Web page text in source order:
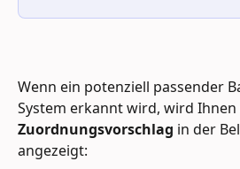
Wenn ein potenziell passender
System erkannt wird, wird Ihnen
Zuordnungsvorschlag in der
angezeigt: